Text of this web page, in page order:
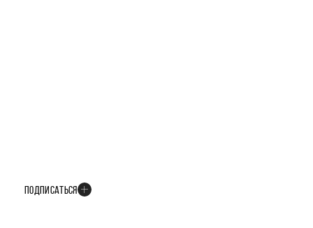
ПОДПИСАТЬСЯ